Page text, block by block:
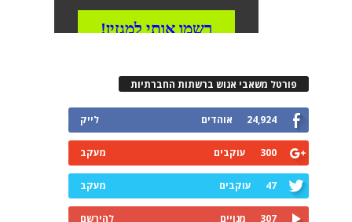
פורטל משאבי אנוש ברשתות החברתיות
24,924 אוהדים לייק
300 עוקבים מעקב
47 עוקבים מעקב
307 מנויים להירשם